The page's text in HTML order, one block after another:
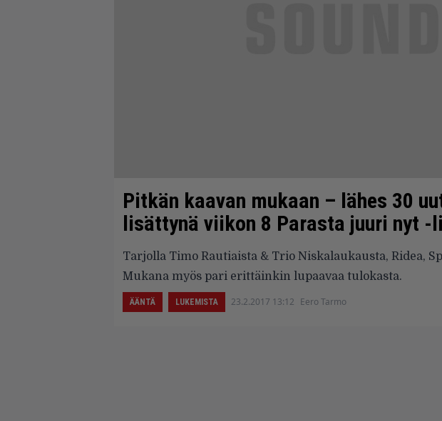
Pitkän kaavan mukaan – lähes 30
lisättynä viikon 8 Parasta juuri nyt -
Tarjolla Timo Rautiaista & Trio Niskalaukausta, Ridea,
Mukana myös pari erittäinkin lupaavaa tulokasta.
ÄÄNTÄ LUKEMISTA 23.2.2017 13:12 Eero Tarmo